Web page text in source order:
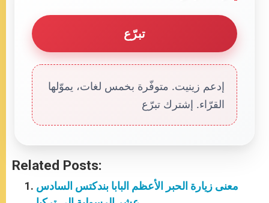
تبرّع
إدعم زينيت. متوفّرة بخمس لغات، يموّلها
القرّاء. إشترك تبرّع
Related Posts:
معنى زيارة الحبر الأعظم البابا بندكتس السادس